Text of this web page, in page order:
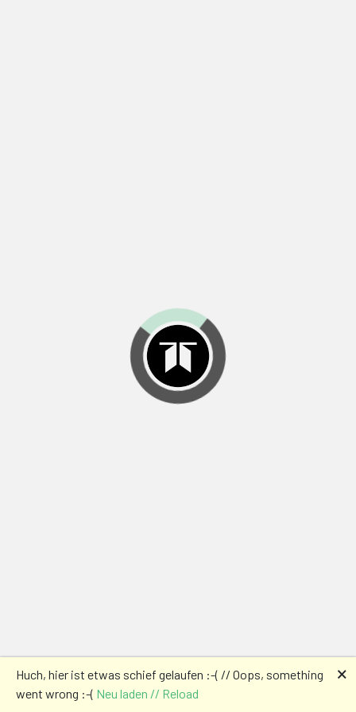
Huch, hier ist etwas schief gelaufen :-( // Oops, something
went wrong :-( Neu laden // Reload
🗙